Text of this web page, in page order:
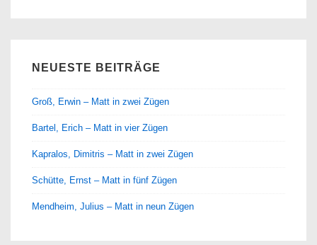
NEUESTE BEITRÄGE
Groß, Erwin – Matt in zwei Zügen
Bartel, Erich – Matt in vier Zügen
Kapralos, Dimitris – Matt in zwei Zügen
Schütte, Ernst – Matt in fünf Zügen
Mendheim, Julius – Matt in neun Zügen